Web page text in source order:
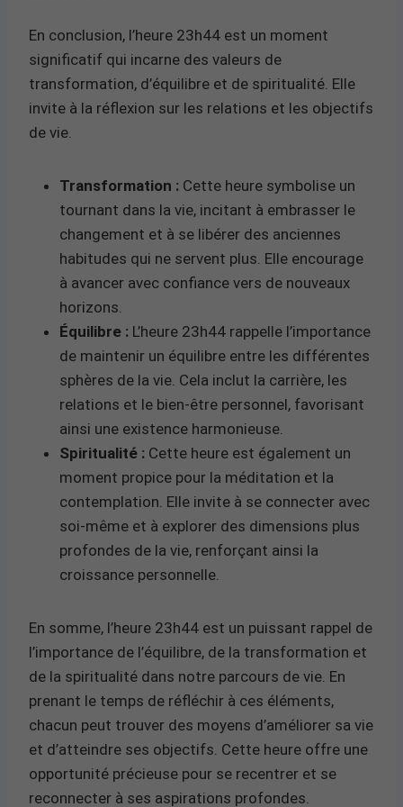
En conclusion, l’heure 23h44 est un moment
significatif qui incarne des valeurs de
transformation, d’équilibre et de spiritualité. Elle
invite à la réflexion sur les relations et les objectifs
de vie.
Transformation : Cette heure symbolise un
tournant dans la vie, incitant à embrasser le
changement et à se libérer des anciennes
habitudes qui ne servent plus. Elle encourage
à avancer avec confiance vers de nouveaux
horizons.
Équilibre : L’heure 23h44 rappelle l’importance
de maintenir un équilibre entre les différentes
sphères de la vie. Cela inclut la carrière, les
relations et le bien-être personnel, favorisant
ainsi une existence harmonieuse.
Spiritualité : Cette heure est également un
moment propice pour la méditation et la
contemplation. Elle invite à se connecter avec
soi-même et à explorer des dimensions plus
profondes de la vie, renforçant ainsi la
croissance personnelle.
En somme, l’heure 23h44 est un puissant rappel de
l’importance de l’équilibre, de la transformation et
de la spiritualité dans notre parcours de vie. En
prenant le temps de réfléchir à ces éléments,
chacun peut trouver des moyens d’améliorer sa vie
et d’atteindre ses objectifs. Cette heure offre une
opportunité précieuse pour se recentrer et se
reconnecter à ses aspirations profondes.